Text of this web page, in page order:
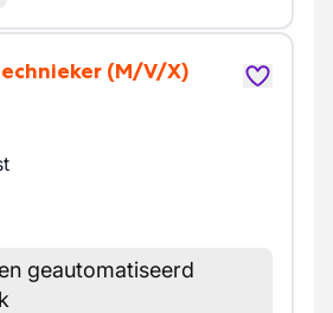
(M/V/X)
geautomatiseerd